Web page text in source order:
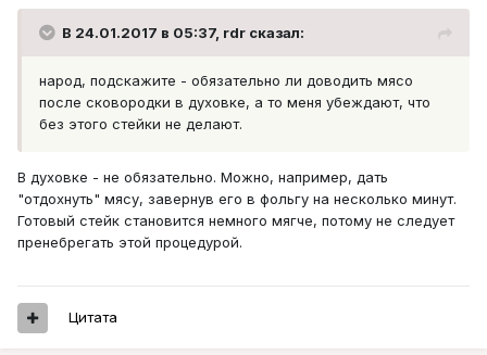
В 24.01.2017 в 05:37, rdr сказал:
народ, подскажите - обязательно ли доводить мясо
после сковородки в духовке, а то меня убеждают, что
без этого стейки не делают.
В духовке - не обязательно. Можно, например, дать
"отдохнуть" мясу, завернув его в фольгу на несколько минут.
Готовый стейк становится немного мягче, потому не следует
пренебрегать этой процедурой.
Цитата